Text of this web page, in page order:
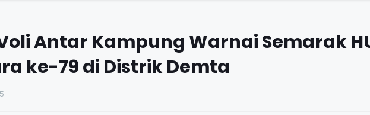
Antar Kampung Warnai Semarak
ke-79 di Distrik Demta